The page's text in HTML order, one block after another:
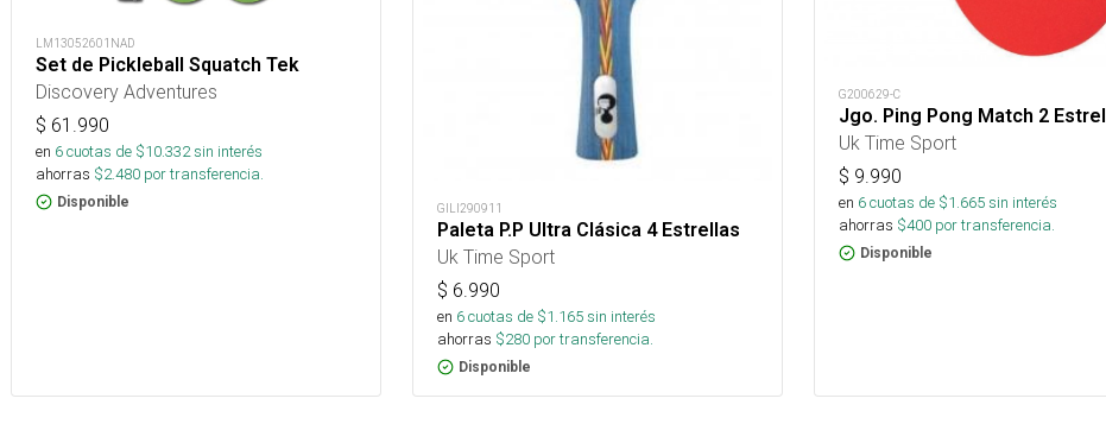
LM13052601NAD
Set de Pickleball Squatch Tek
Discovery Adventures
$ 61.990
en 6cuotas de $10.332sin interés
ahorras $2.480 por transferencia.
Disponible GILI290911
Paleta P.P Ultra Clásica 4 Estrellas
Uk Time Sport
$ 6.990
en 6cuotas de $1.165sin interés
ahorras $280 por transferencia.
Disponible
G200629-C
Jgo. Ping Pong Match 2
Uk Time Sport
$ 9.990
en 6cuotas de $1.665sin interés
ahorras $400 por transferencia.
Disponible